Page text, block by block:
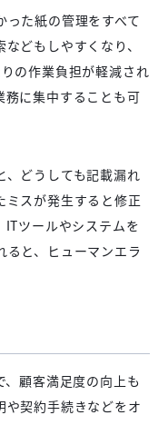
た紙の管理をすべて
どもしやすくなり、
の作業負担が軽減され
務に集中することも可
、どうしても記載漏れ
ミスが発生すると修正
ITツールやシステムを
ると、ヒューマンエラ
顧客満足度の向上も
や契約手続きなどをオ